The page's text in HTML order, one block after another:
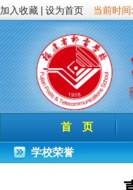
加入收藏|设为首页 当前时间:2026年
首 页 学校介
喜报